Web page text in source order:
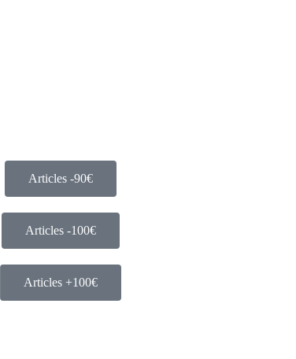
Articles -90€
Articles -100€
Articles +100€